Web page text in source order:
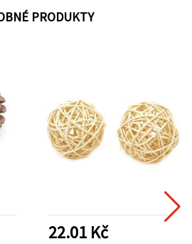
PRODUKTY
22.01 Kč